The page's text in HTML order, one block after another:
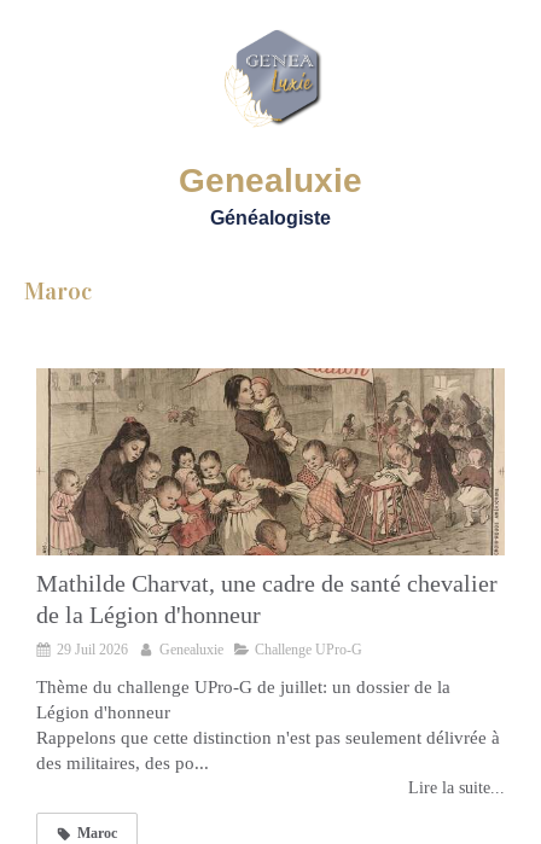
Genealuxie
Généalogiste
Maroc
Mathilde Charvat, une cadre de santé chevalier
de la Légion d'honneur
29 Juil 2026 Genealuxie Challenge UPro-G
Thème du challenge UPro-G de juillet: un dossier de la
Légion d'honneur
Rappelons que cette distinction n'est pas seulement délivrée à
des militaires, des po...
Lire la suite...
Maroc